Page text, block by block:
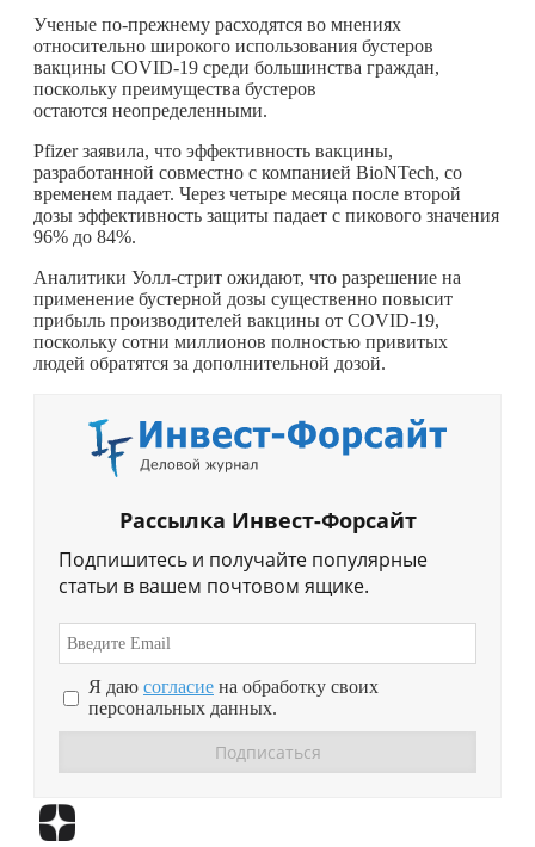
Ученые по-прежнему расходятся во мнениях
относительно широкого использования бустеров
вакцины COVID-19 среди большинства граждан,
поскольку преимущества бустеров
остаются неопределенными.
Pfizer заявила, что эффективность вакцины,
разработанной совместно с компанией BioNTech, со
временем падает. Через четыре месяца после второй
дозы эффективность защиты падает с пикового значения
96% до 84%.
Аналитики Уолл-стрит ожидают, что разрешение на
применение бустерной дозы существенно повысит
прибыль производителей вакцины от COVID-19,
поскольку сотни миллионов полностью привитых
людей обратятся за дополнительной дозой.
Рассылка Инвест-Форсайт
Подпишитесь и получайте популярные
статьи в вашем почтовом ящике.
Я даю согласие на обработку своих
персональных данных.